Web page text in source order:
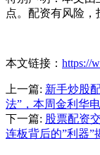
点。配资有风险，
本文链接： https://
上一篇: 新手炒股
法”，本周金利华
下一篇: 股票配资
连板背后的”利器”